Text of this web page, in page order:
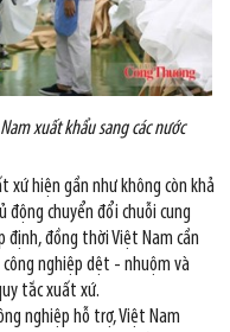
xuất khẩu sang các nước
xứ hiện gần như không còn khả
động chuyển đổi chuỗi cung
định, đồng thời Việt Nam cần
nghiệp dệt - nhuộm và
tắc xuất xứ.
nghiệp hỗ trợ, Việt Nam